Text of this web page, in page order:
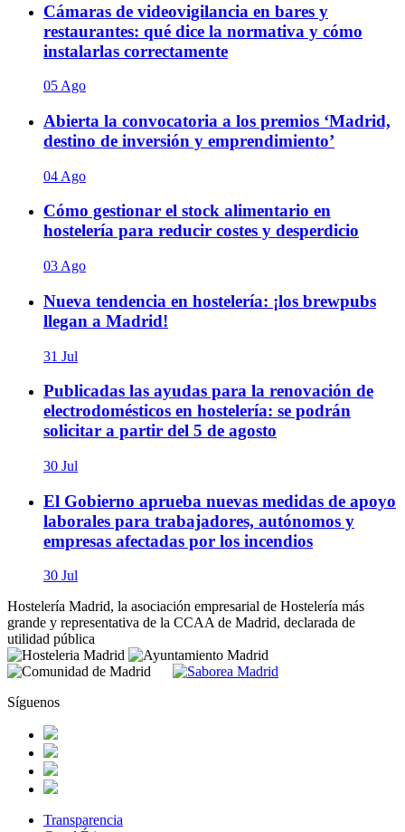
Cámaras de videovigilancia en bares y
restaurantes: qué dice la normativa y cómo
instalarlas correctamente
05 Ago
Abierta la convocatoria a los premios ‘Madrid,
destino de inversión y emprendimiento’
04 Ago
Cómo gestionar el stock alimentario en
hostelería para reducir costes y desperdicio
03 Ago
Nueva tendencia en hostelería: ¡los brewpubs
llegan a Madrid!
31 Jul
Publicadas las ayudas para la renovación de
electrodomésticos en hostelería: se podrán
solicitar a partir del 5 de agosto
30 Jul
El Gobierno aprueba nuevas medidas de apoyo
laborales para trabajadores, autónomos y
empresas afectadas por los incendios
30 Jul
Hostelería Madrid, la asociación empresarial de Hostelería más
grande y representativa de la CCAA de Madrid, declarada de
utilidad pública
Síguenos
Transparencia